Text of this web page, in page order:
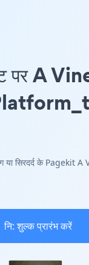
पर A
या सिरदर्द के Pagekit
नि: शुल्क प्रारंभ करें